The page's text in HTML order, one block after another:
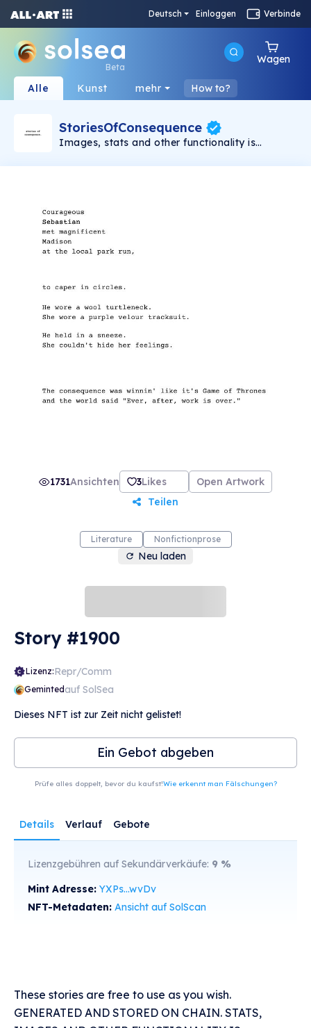
Deutsch Einloggen Verbinde
Beta
Wagen
Alle Kunst mehr How to?
StoriesOfConsequence
Images, stats and other functionality is
These stories are free to use in any way you
1731Ansichten 3Likes
Open Artwork
Teilen
Literature Nonfictionprose
Neu laden
Story #1900
Lizenz:Repr/Comm
Gemintedauf SolSea
Dieses NFT ist zur Zeit nicht gelistet!
Ein Gebot abgeben
Prüfe alles doppelt, bevor du kaufst!Wie erkennt man Fälschungen?
Details Verlauf Gebote
Lizenzgebühren auf Sekundärverkäufe: 9 %
Mint Adresse: YXPs...wvDv
NFT-Metadaten: Ansicht auf SolScan
These stories are free to use as you wish.
GENERATED AND STORED ON CHAIN. STATS,